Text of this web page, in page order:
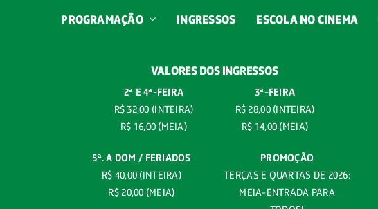
PROGRAMAÇÃO INGRESSOS ESCOLA NO CINEMA
VALORES DOS INGRESSOS
2ª E 4ª-FEIRA
R$ 32,00 (INTEIRA)
R$ 16,00 (MEIA)
3ª-FEIRA
R$ 28,00 (INTEIRA)
R$ 14,00 (MEIA)
5ª. A DOM / FERIADOS
R$ 40,00 (INTEIRA)
R$ 20,00 (MEIA)
PROMOÇÃO
TERÇAS E QUARTAS DE 2026:
MEIA-ENTRADA PARA